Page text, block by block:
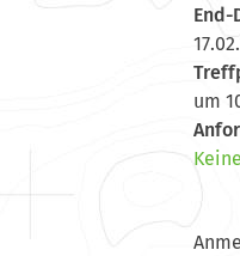
End-
um